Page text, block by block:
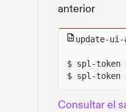
anterior
update-
$ spl-token
$ spl-token
Consultar el